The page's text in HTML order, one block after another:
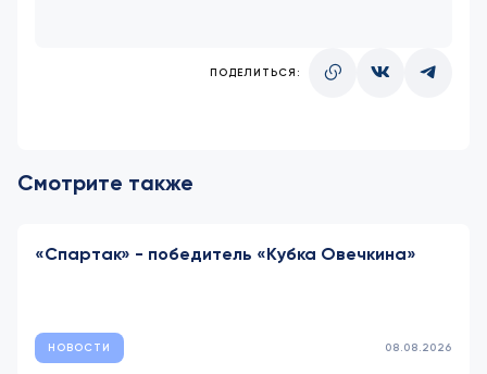
ПОДЕЛИТЬСЯ:
Смотрите также
«Спартак» - победитель «Кубка Овечкина»
НОВОСТИ 08.08.2026